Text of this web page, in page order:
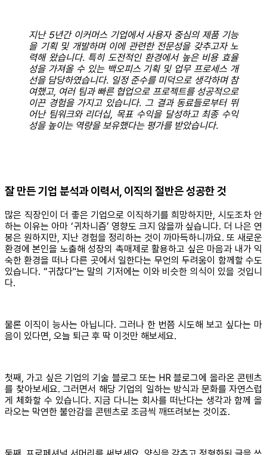
지난 5년간 이커머스 기업에서 사용자 중심의 제품 기능
을 기획 및 개발하며 이에 관련한 전문성을 갖추고자 노
력해 왔습니다. 특히 도전적인 환경에서 높은 비용 효율
성을 가져올 수 있는 백오피스 기획 및 업무 프로세스 개
선을 담당하였습니다. 일정 준수를 미덕으로 생각하며 참
여했고, 여러 팀과 빠른 협업으로 프로젝트를 성공적으로
이끈 경험을 가지고 있습니다. 그 결과 동료들로부터 뛰
어난 팀워크와 리더십, 목표 수익을 달성하고 최종 수익
성을 높이는 역량을 보유했다는 평가를 받았습니다.
잘 만든 기업 분석과 이력서, 이직의 절반은 성공한 것
많은 직장인이 더 좋은 기업으로 이직하기를 희망하지만, 시도조차 안
하는 이유는 아마 ‘귀차니즘’ 영향도 크지 않을까 싶습니다. 더 나은 연
봉은 원하지만, 지난 경험을 정리하는 것이 까마득하니까요. 또 새로운
환경에 본인을 노출해 성장의 촉매제로 활용하고 싶은 마음과 내가 익
숙한 환경을 떠나 다른 곳에서 일한다는 무언의 두려움이 함께할 수도
있습니다. “귀찮다"는 말의 기저에는 이와 비슷한 의식이 있을 것입니
다.
물론 이직이 능사는 아닙니다. 그러나 한 번쯤 시도해 보고 싶다는 마
음이 있다면, 오늘 퇴근 후 딱 이것만 해보세요.
첫째, 가고 싶은 기업의 기술 블로그 또는 HR 블로그에 올라온 콘텐츠
를 찾아보세요. 그러면서 해당 기업의 일하는 방식과 문화를 자연스럽
게 체화할 수 있습니다. 지금 다니는 회사를 떠난다는 생각과 함께 올
라오는 막연한 불안감을 콘텐츠로 조금씩 깨뜨려보는 것이죠.